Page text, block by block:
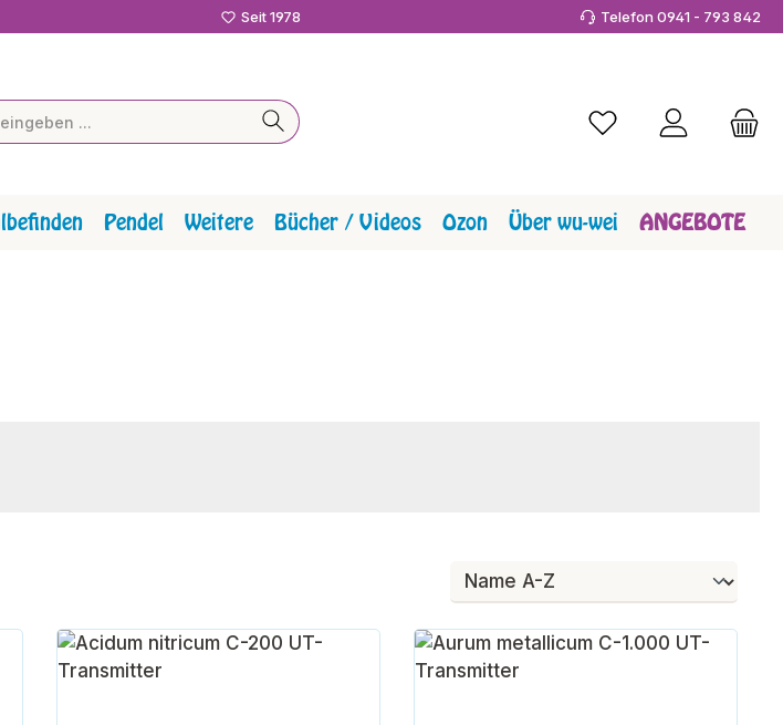
Seit 1978 Telefon 0941 - 793 842
Du hast 0 Produkte
Pendel Weitere Bücher / Videos Ozon Über wu-wei ANGEBOTE